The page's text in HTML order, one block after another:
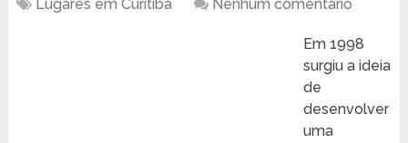
Lugares em Curitiba Nenhum comentário
Em 1998
surgiu a ideia
de
desenvolver
uma